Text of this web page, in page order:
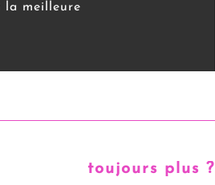
la meilleure
toujours plus ?